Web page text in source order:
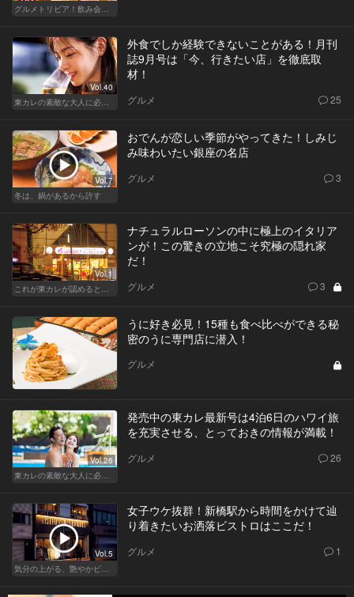
Vol.40
外食でしか経験できないことがある！月刊
誌9月号は「今、行きたい店」を徹底取
材！
グルメ 25
Vol.7
冬は、鍋があるから許す
おでんが恋しい季節がやってきた！しみじ
み味わいたい銀座の名店
グルメ 3
Vol.1
ナチュラルローソンの中に極上のイタリア
ンが！この驚きの立地こそ究極の隠れ家
だ！
グルメ 3
うに好き必見！15種も食べ比べができる秘
密のうに専門店に潜入！
グルメ
Vol.26
発売中の東カレ最新号は4泊6日のハワイ旅
を充実させる、とっておきの情報が満載！
グルメ 26
Vol.5
女子ウケ抜群！新橋駅から時間をかけて辿
り着きたいお洒落ビストロはここだ！
グルメ 1